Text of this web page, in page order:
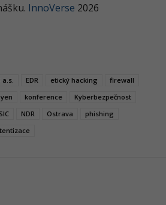
InnoVerse 2026
a.s. EDR etický hacking
firewall
konference
Kyberbezpečnost
NDR Ostrava
phishing